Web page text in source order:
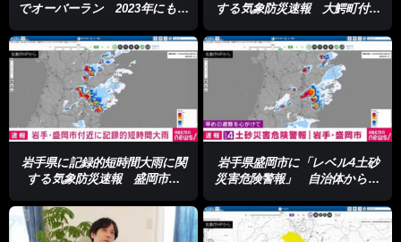
でオーバーラン 2023年にも同
する気象防災速報 大鰐町付近
岩手県に記録的短時間大雨に関
する気象防災速報 盛岡市に
岩手県盛岡市に「レベル4土砂
災害危険警報」 自治体からの